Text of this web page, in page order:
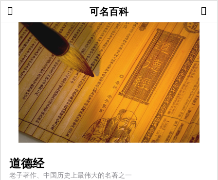
可名百科
道德经
老子著作、中国历史上最伟大的名著之一